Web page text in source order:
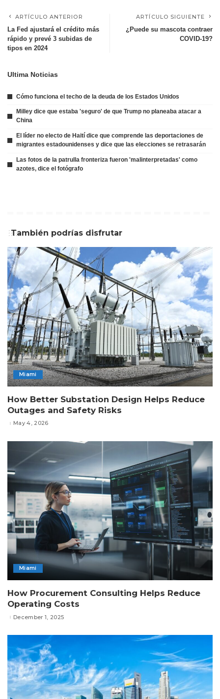
ARTÍCULO ANTERIOR
La Fed ajustará el crédito más
rápido y prevé 3 subidas de
tipos en 2024
ARTÍCULO SIGUIENTE
¿Puede su mascota contraer
COVID-19?
Ultima Noticias
Cómo funciona el techo de la deuda de los Estados Unidos
Milley dice que estaba 'seguro' de que Trump no planeaba atacar a
China
El líder no electo de Haití dice que comprende las deportaciones de
migrantes estadounidenses y dice que las elecciones se retrasarán
Las fotos de la patrulla fronteriza fueron 'malinterpretadas' como
azotes, dice el fotógrafo
También podrías disfrutar
Miami
How Better Substation Design Helps Reduce
Outages and Safety Risks
May 4, 2026
Miami
How Procurement Consulting Helps Reduce
Operating Costs
December 1, 2025